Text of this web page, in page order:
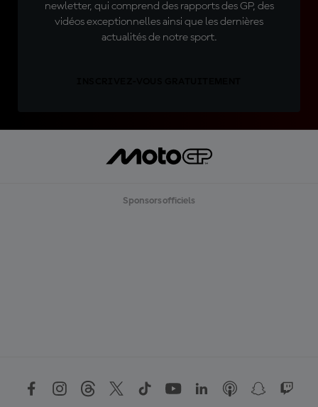
newletter, qui comprend des rapports des GP, des
vidéos exceptionnelles ainsi que les dernières
actualités de notre sport.
Sponsors officiels